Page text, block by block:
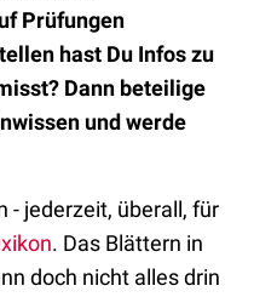
Prüfungen
hast Du Infos zu
Dann beteilige
und werde
- jederzeit, überall, für
. Das Blättern in
doch nicht alles drin